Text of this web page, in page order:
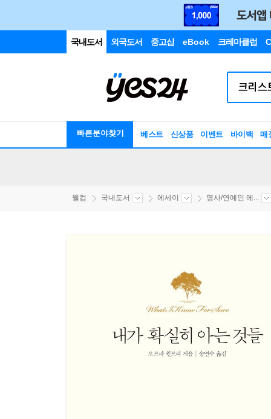
국내도서 외국도서 중고샵 eBook 크레마클럽
빠른분야찾기 베스트 신상품 이벤트 바이백 매
웰컴 국내도서 에세이 명사/연예인 에...